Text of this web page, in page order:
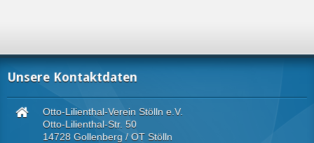
Unsere Kontaktdaten
Otto-Lilienthal-Verein Stölln e.V.
Otto-Lilienthal-Str. 50
14728 Gollenberg / OT Stölln